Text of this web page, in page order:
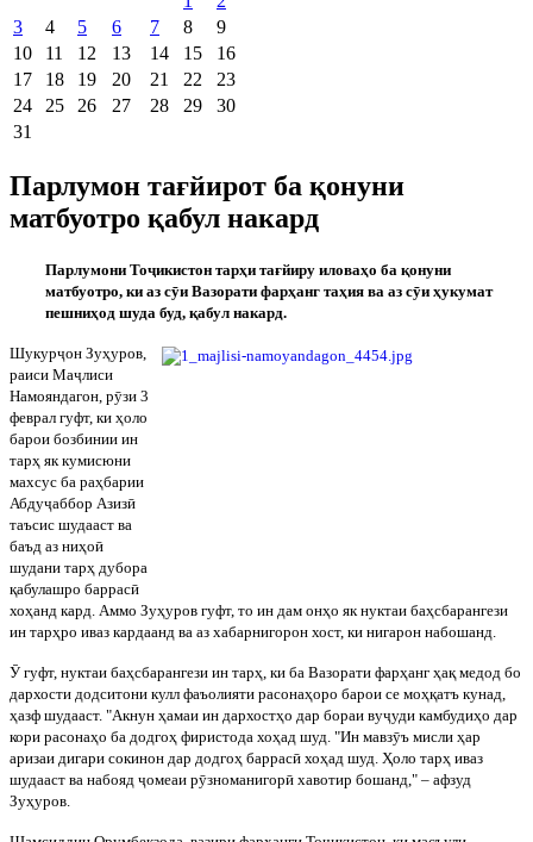
3
4 5 6 7 8
9
10
11 12 13 14 15
16
17
18 19 20 21 22
23
24
25 26 27 28 29
30
31
Парлумон тағйирот ба қонуни
матбуотро қабул накард
Парлумони Тоҷикистон тарҳи тағйиру иловаҳо ба қонуни
матбуотро, ки аз сӯи Вазорати фарҳанг таҳия ва аз сӯи ҳукумат
пешниҳод шуда буд, қабул накард.
Шукурҷон Зуҳуров,
раиси Маҷлиси
Намояндагон, рӯзи 3
феврал гуфт, ки ҳоло
барои бозбинии ин
тарҳ як кумисюни
махсус ба раҳбарии
Абдуҷаббор Азизӣ
таъсис шудааст ва
баъд аз ниҳоӣ
шудани тарҳ дубора
қабулашро баррасӣ
хоҳанд кард. Аммо Зуҳуров гуфт, то ин дам онҳо як нуктаи баҳсбарангези
ин тарҳро иваз кардаанд ва аз хабарнигорон хост, ки нигарон набошанд.
Ӯ гуфт, нуктаи баҳсбарангези ин тарҳ , ки ба Вазорати фарҳанг ҳақ медод бо
дархости додситони кулл фаъолияти расонаҳоро барои се моҳқатъ кунад,
ҳазф шудааст. "Акнун ҳамаи ин дархостҳо дар бораи вуҷуди камбудиҳо дар
кори расонаҳо ба додгоҳ фиристода хоҳад шуд. "Ин мавзӯъ мисли ҳар
аризаи дигари сокинон дар додгоҳ баррасӣ хоҳад шуд. Ҳоло тарҳ иваз
шудааст ва набояд ҷомеаи рӯзноманигорӣ хавотир бошанд," – афзуд
Зуҳуров.